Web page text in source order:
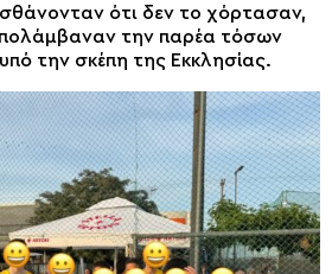
ότι δεν το χόρτασαν,
την παρέα τόσων
την σκέπη της Εκκλησίας.